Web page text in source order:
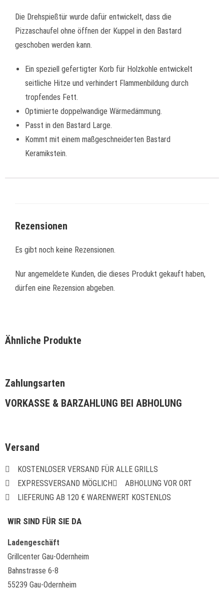
Die Drehspießtür wurde dafür entwickelt, dass die
Pizzaschaufel ohne öffnen der Kuppel in den Bastard
geschoben werden kann.
Ein speziell gefertigter Korb für Holzkohle entwickelt
seitliche Hitze und verhindert Flammenbildung durch
tropfendes Fett.
Optimierte doppelwandige Wärmedämmung.
Passt in den Bastard Large.
Kommt mit einem maßgeschneiderten Bastard
Keramikstein.
Rezensionen
Es gibt noch keine Rezensionen.
Nur angemeldete Kunden, die dieses Produkt gekauft haben,
dürfen eine Rezension abgeben.
Ähnliche Produkte
Zahlungsarten
VORKASSE & BARZAHLUNG BEI ABHOLUNG
Versand
KOSTENLOSER VERSAND FÜR ALLE GRILLS
EXPRESSVERSAND MÖGLICH
ABHOLUNG VOR ORT
LIEFERUNG AB 120 € WARENWERT KOSTENLOS
WIR SIND FÜR SIE DA
Ladengeschäft
Grillcenter Gau-Odernheim
Bahnstrasse 6-8
55239 Gau-Odernheim